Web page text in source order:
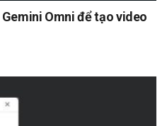
Omni để tạo video